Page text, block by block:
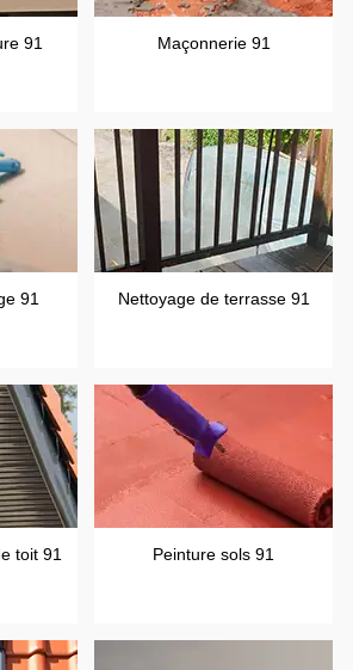
91 Maçonnerie 91
91 Nettoyage de terrasse 91
toit 91 Peinture sols 91